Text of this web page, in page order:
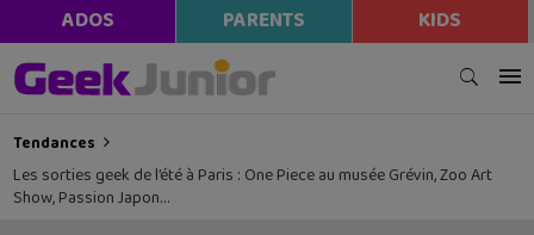
ADOS PARENTS KIDS
Tendances
Les sorties geek de l’été à Paris : One Piece au musée Grévin, Zoo Art
Show, Passion Japon…